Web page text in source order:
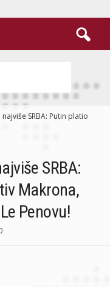
SRBA: Putin platio
SRBA:
Makrona,
Penovu!